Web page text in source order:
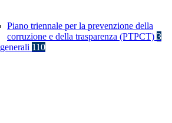
Piano triennale per la prevenzione della
corruzione e della trasparenza (PTPCT) 3
110